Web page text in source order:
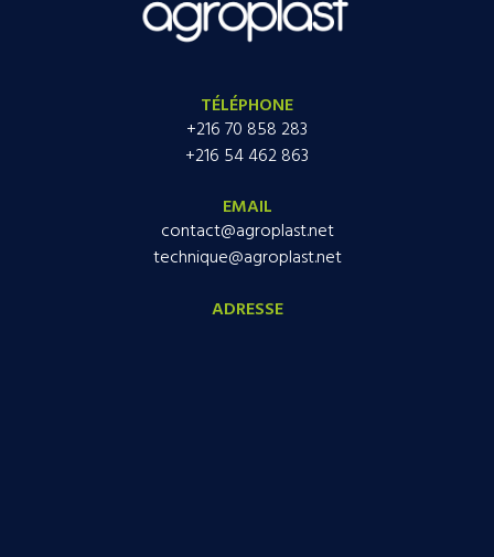
TÉLÉPHONE
+216 70 858 283
+216 54 462 863
EMAIL
contact@agroplast.net
technique@agroplast.net
ADRESSE